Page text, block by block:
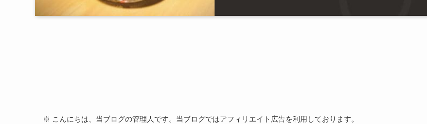
※ こんにちは、当ブログの管理人です。当ブログではアフィリエイト広告を利用しております。